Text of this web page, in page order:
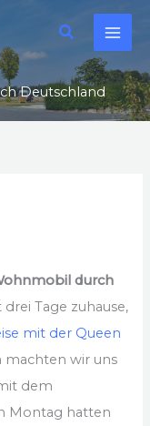
Suchen
Deutschland
durch
Tage zuhause,
mit der Queen
machten wir uns
dem
Montag hatten